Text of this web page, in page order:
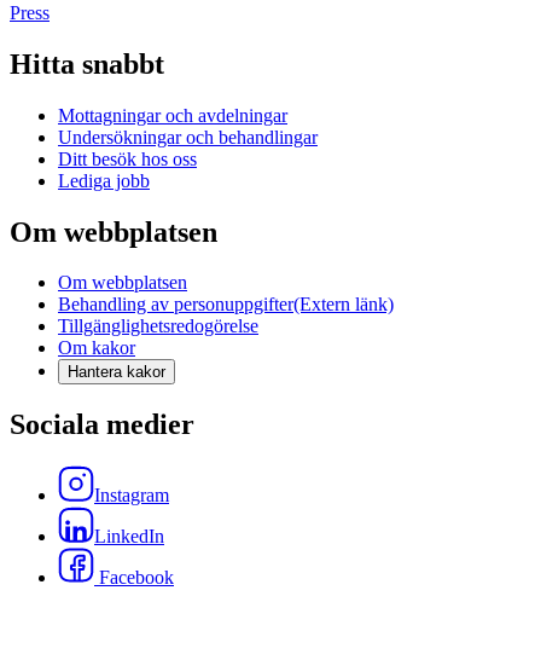
Press
Hitta snabbt
Mottagningar och avdelningar
Undersökningar och behandlingar
Ditt besök hos oss
Lediga jobb
Om webbplatsen
Om webbplatsen
Behandling av personuppgifter(Extern länk)
Tillgänglighetsredogörelse
Om kakor
Hantera kakor
Sociala medier
Instagram
LinkedIn
Facebook